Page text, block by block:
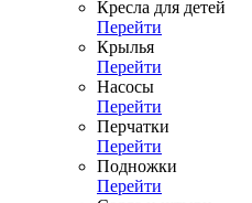
Кресла для детей
Перейти
Крылья
Перейти
Насосы
Перейти
Перчатки
Перейти
Подножки
Перейти